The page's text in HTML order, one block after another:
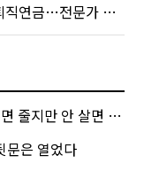
금…전문가 조언은
만 안 살면 2.5배
은 열었다